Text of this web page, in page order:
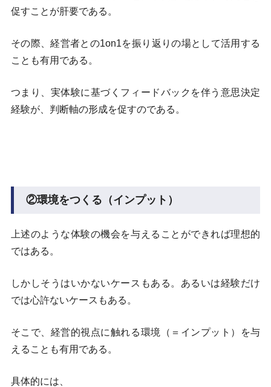
促すことが肝要である。
その際、経営者との1on1を振り返りの場として活用する
ことも有用である。
つまり、実体験に基づくフィードバックを伴う意思決定
経験が、判断軸の形成を促すのである。
②環境をつくる（インプット）
上述のような体験の機会を与えることができれば理想的
ではある。
しかしそうはいかないケースもある。あるいは経験だけ
では心許ないケースもある。
そこで、経営的視点に触れる環境（＝インプット）を与
えることも有用である。
具体的には、